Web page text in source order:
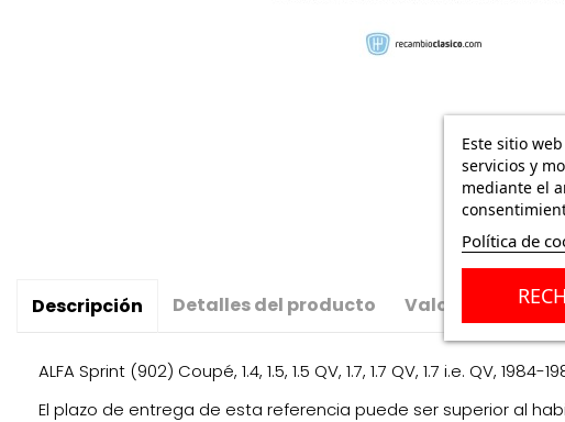
Descripción Detalles del producto Valoraciones(0)
ALFA Sprint (902) Coupé, 1.4, 1.5, 1.5 QV, 1.7, 1.7 QV, 1.7 i.e. QV,
El plazo de entrega de esta referencia puede ser superior al
Este sitio
servicios y
mediante el
Política de